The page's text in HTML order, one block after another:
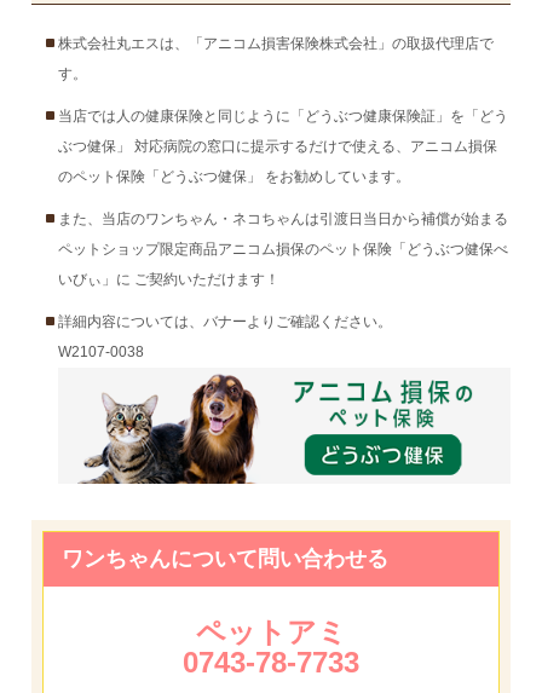
株式会社丸エスは、「アニコム損害保険株式会社」の取扱代理店で
す。
当店では人の健康保険と同じように「どうぶつ健康保険証」を「どう
ぶつ健保」 対応病院の窓口に提示するだけで使える、アニコム損保
のペット保険「どうぶつ健保」 をお勧めしています。
また、当店のワンちゃん・ネコちゃんは引渡日当日から補償が始まる
ペットショップ限定商品アニコム損保のペット保険「どうぶつ健保べ
いびぃ」に ご契約いただけます！
詳細内容については、バナーよりご確認ください。
W2107-0038
ワンちゃんについて問い合わせる
ペットアミ
0743-78-7733